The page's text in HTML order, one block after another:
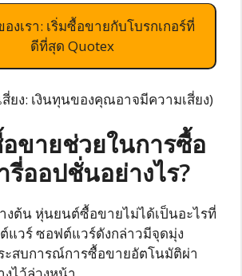
งเรา: เริ่มซื้อขายกับโบรกเกอร์ที่
ดีที่สุด Quotex
ยง: เงินทุนของคุณอาจมีความเสี่ยง)
ขายช่วยในการซื้อ
ออปชั่นอย่างไร?
งต้น หุ่นยนต์ซื้อขายไม่ได้เป็นอะไรที่
แวร์ ซอฟต์แวร์ดังกล่าวมีจุดมุ่ง
ะสบการณ์การซื้อขายอัตโนมัติผ่า